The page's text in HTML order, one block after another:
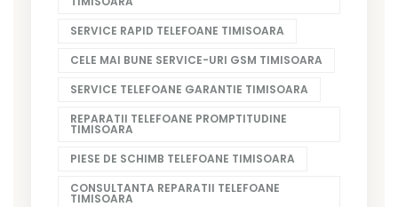
SERVICE RAPID TELEFOANE TIMISOARA
CELE MAI BUNE SERVICE-URI GSM TIMISOARA
SERVICE TELEFOANE GARANTIE TIMISOARA
REPARATII TELEFOANE PROMPTITUDINE
TIMISOARA
PIESE DE SCHIMB TELEFOANE TIMISOARA
CONSULTANTA REPARATII TELEFOANE
TIMISOARA